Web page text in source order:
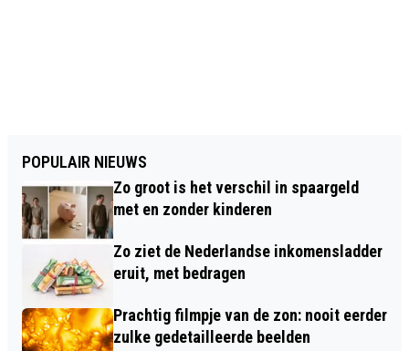
POPULAIR NIEUWS
Zo groot is het verschil in spaargeld
met en zonder kinderen
Zo ziet de Nederlandse inkomensladder
eruit, met bedragen
Prachtig filmpje van de zon: nooit eerder
zulke gedetailleerde beelden